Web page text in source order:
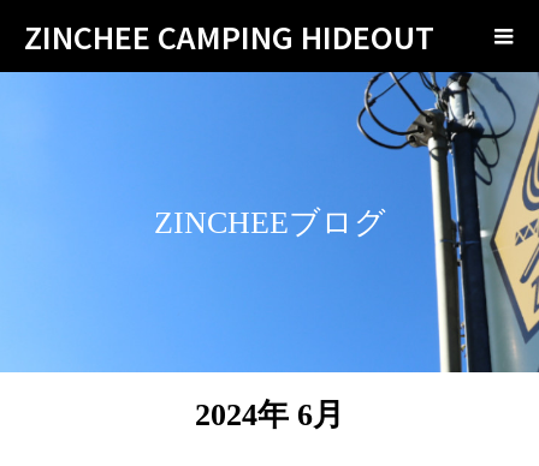
ZINCHEE CAMPING HIDEOUT
ZINCHEEブログ
2024年 6月